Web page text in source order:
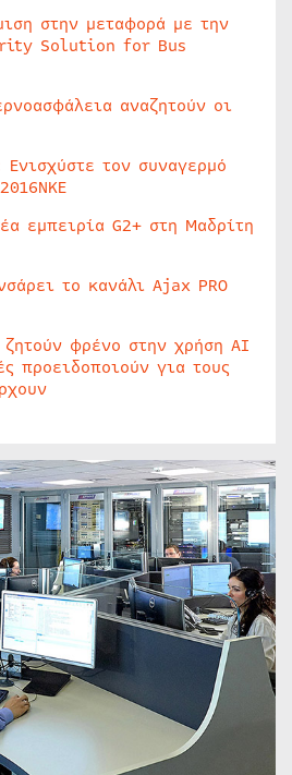
στην μεταφορά με την
Solution for Bus
αναζητούν οι
τον συναγερμό
εμπειρία G2+ στη Μαδρίτη
το κανάλι Ajax PRO
ζητούν φρένο στην χρήση AI
προειδοποιούν για τους